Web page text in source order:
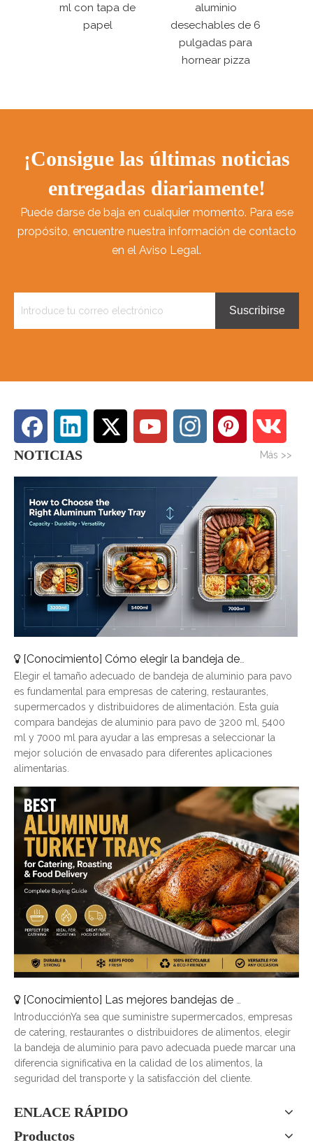
ml con tapa de
papel
aluminio
desechables de 6
pulgadas para
hornear pizza
¡Consigue las últimas noticias
entregadas diariamente!
Puede darse de baja en cualquier momento. Para ese
propósito, encuentre nuestra información de contacto
en el Aviso Legal.
Suscribirse
NOTICIAS Más >>
[Conocimiento] Cómo elegir la bandeja de aluminio para pavo adecuada: una guía de tamaños completa
Elegir el tamaño adecuado de bandeja de aluminio para pavo
es fundamental para empresas de catering, restaurantes,
supermercados y distribuidores de alimentación. Esta guía
compara bandejas de aluminio para pavo de 3200 ml, 5400
ml y 7000 ml para ayudar a las empresas a seleccionar la
mejor solución de envasado para diferentes aplicaciones
alimentarias.
[Conocimiento] Las mejores bandejas de pavo de aluminio para catering, asado y entrega de alimentos
IntroducciónYa sea que suministre supermercados, empresas
de catering, restaurantes o distribuidores de alimentos, elegir
la bandeja de aluminio para pavo adecuada puede marcar una
diferencia significativa en la calidad de los alimentos, la
seguridad del transporte y la satisfacción del cliente.
ENLACE RÁPIDO
Productos